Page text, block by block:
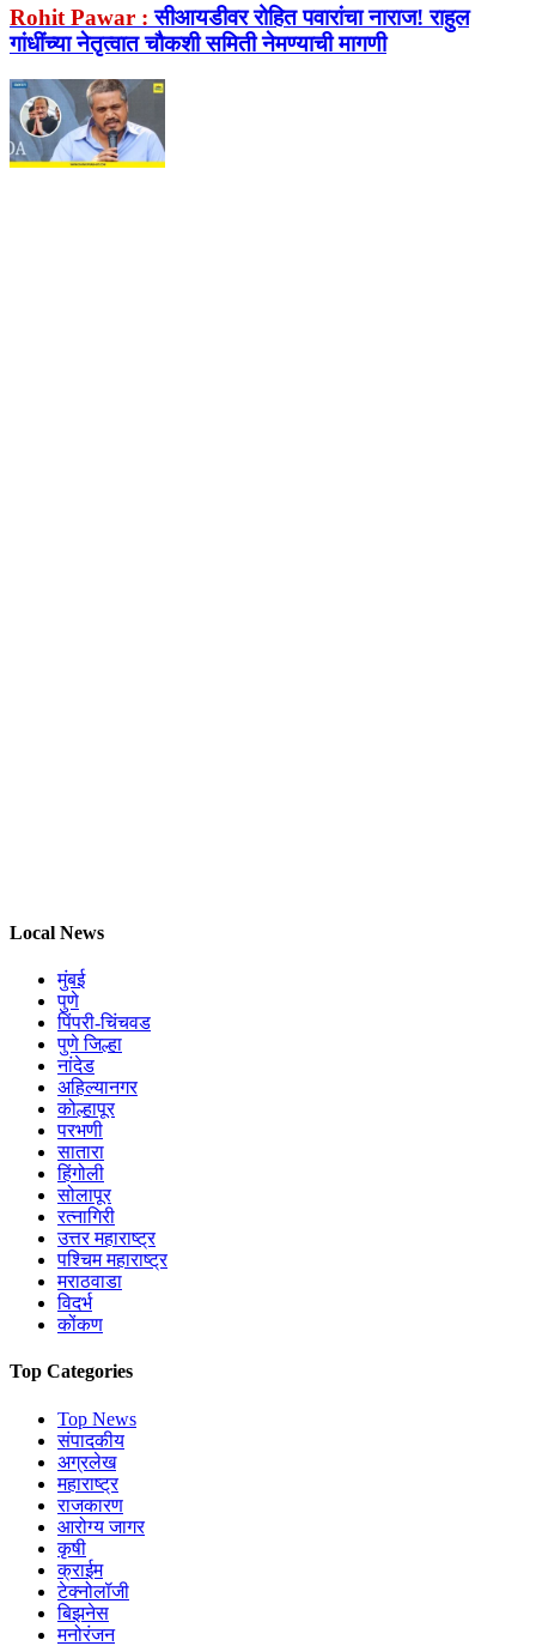
Rohit Pawar : सीआयडीवर रोहित पवारांचा नाराज! राहुल
गांधींच्या नेतृत्वात चौकशी समिती नेमण्याची मागणी
Local News
मुंबई
पुणे
पिंपरी-चिंचवड
पुणे जिल्हा
नांदेड
अहिल्यानगर
कोल्हापूर
परभणी
सातारा
हिंगोली
सोलापूर
रत्नागिरी
उत्तर महाराष्ट्र
पश्चिम महाराष्ट्र
मराठवाडा
विदर्भ
कोंकण
Top Categories
Top News
संपादकीय
अग्रलेख
महाराष्ट्र
राजकारण
आरोग्य जागर
कृषी
क्राईम
टेक्नोलॉजी
बिझनेस
मनोरंजन